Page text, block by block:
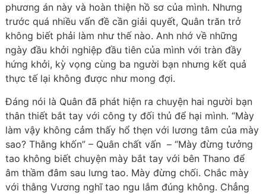
phương án này và hoàn thiện hồ sơ của mình. Nhưng
trước quá nhiều vấn đề cần giải quyết, Quân trăn trở
không biết phải làm như thế nào. Anh nhớ về những
ngày đầu khởi nghiệp đầu tiên của mình với tràn đầy
hứng khởi, kỳ vọng cùng ba người bạn nhưng kết quả
thực tế lại không được như mong đợi.
Đáng nói là Quân đã phát hiện ra chuyện hai người bạn
thân thiết bắt tay với công ty đối thủ để hại mình. “Mày
làm vậy không cảm thấy hổ thẹn với lương tâm của mày
sao? Thằng khốn” – Quân chất vấn – “Mày đừng tưởng
tao không biết chuyện mày bắt tay với bên Thano để
âm thầm đâm sau lưng tao. Mày đừng chối. Chắc mày
với thằng Vương nghĩ tao ngu lắm đúng không. Chẳng